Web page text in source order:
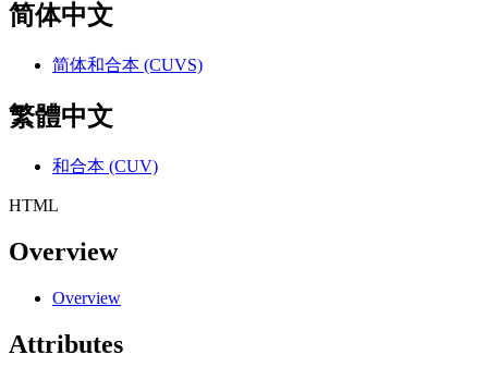
简体中文
简体和合本 (CUVS)
繁體中文
和合本 (CUV)
HTML
Overview
Overview
Attributes